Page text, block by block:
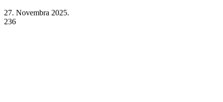
27. Novembra 2025.
236